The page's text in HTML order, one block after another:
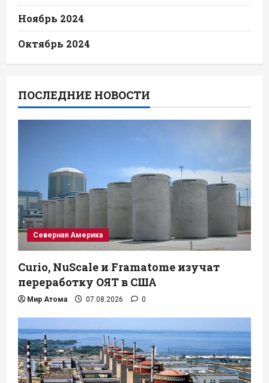
Ноябрь 2024
Октябрь 2024
ПОСЛЕДНИЕ НОВОСТИ
Северная Америка
Curio, NuScale и Framatome изучат
переработку ОЯТ в США
Мир Атома 07.08.2026 0